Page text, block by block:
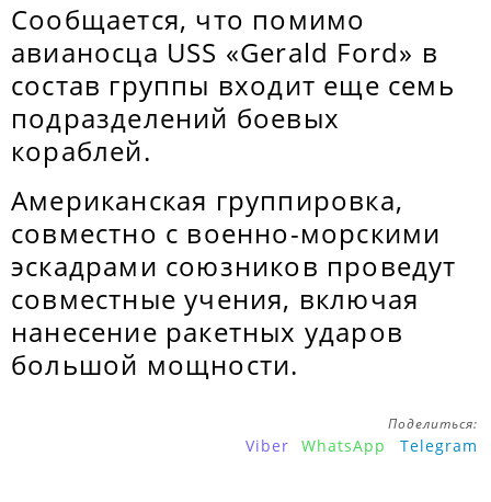
Сообщается, что помимо
авианосца USS «Gerald Ford» в
состав группы входит еще семь
подразделений боевых
кораблей.
Американская группировка,
совместно с военно-морскими
эскадрами союзников проведут
совместные учения, включая
нанесение ракетных ударов
большой мощности.
Поделиться:
Viber WhatsApp Telegram